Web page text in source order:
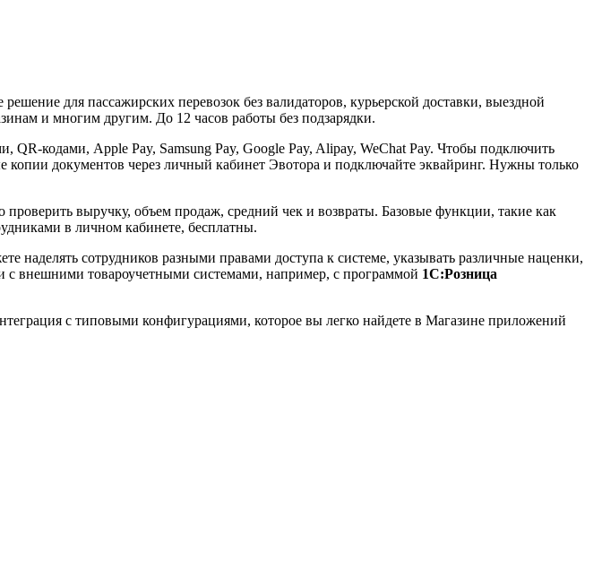
для пассажирских перевозок без валидаторов, курьерской доставки, выездной
и многим другим. До 12 часов работы без подзарядки.
кодами, Apple Pay, Samsung Pay, Google Pay, Alipay, WeChat Pay. Чтобы подключить
копии документов через личный кабинет Эвотора и подключайте эквайринг. Нужны только
выручку, объем продаж, средний чек и возвраты. Базовые функции, такие как
в личном кабинете, бесплатны.
наделять сотрудников разными правами доступа к системе, указывать различные наценки,
внешними товароучетными системами, например, с программой 1С:Розница
с типовыми конфигурациями, которое вы легко найдете в Магазине приложений